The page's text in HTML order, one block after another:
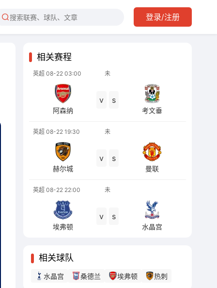
登录/注册
相关赛程
英超 08-22 03:00 未
阿森纳
v s
考文垂
英超 08-22 19:30 未
赫尔城
v s
曼联
英超 08-22 22:00 未
埃弗顿
v s
水晶宫
相关球队
水晶宫 桑德兰 埃弗顿 热刺